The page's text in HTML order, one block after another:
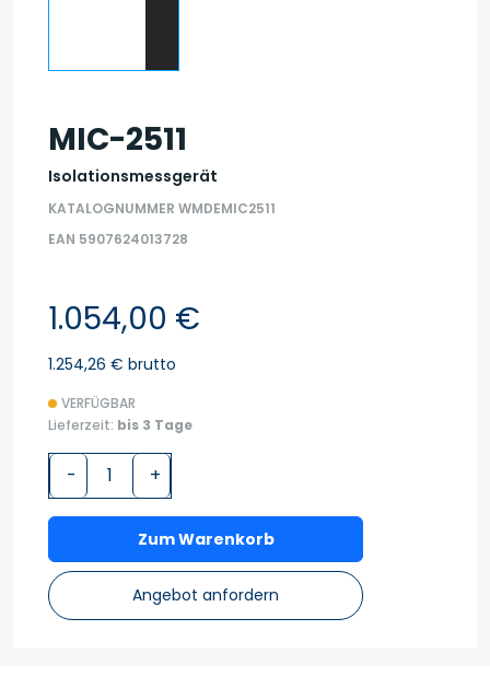
MIC-2511
Isolationsmessgerät
KATALOGNUMMER WMDEMIC2511
EAN 5907624013728
1.054,00 €
1.254,26 € brutto
VERFÜGBAR
Lieferzeit: bis 3 Tage
- +
Zum Warenkorb
Angebot anfordern